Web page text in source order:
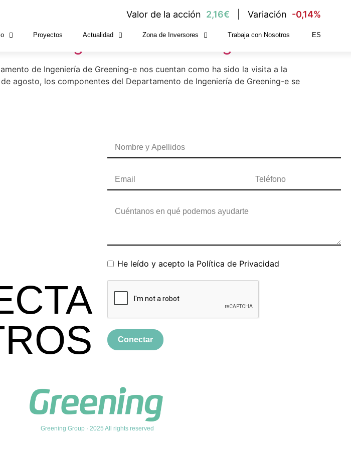
Valor de la acción 2,16€ Variación -0,14%
Proyectos Actualidad Zona de Inversores Trabaja con Nosotros ES
de Ingeniería de Greening-e
de Ingeniería de Greening-e nos cuentan como ha sido la visita a la
agosto, los componentes del Departamento de Ingeniería de Greening-e se
He leído y acepto la Política de Privacidad
Conectar
Greening Group · 2025 All rights reserved